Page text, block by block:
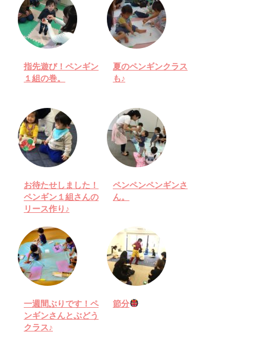
指先遊び！ペンギン
１組の巻。
夏のペンギンクラス
も♪
お待たせしました！
ペンギン１組さんの
リース作り♪
ペンペンペンギンさ
ん。
一週間ぶりです！ペ
ンギンさんとぶどう
クラス♪
節分